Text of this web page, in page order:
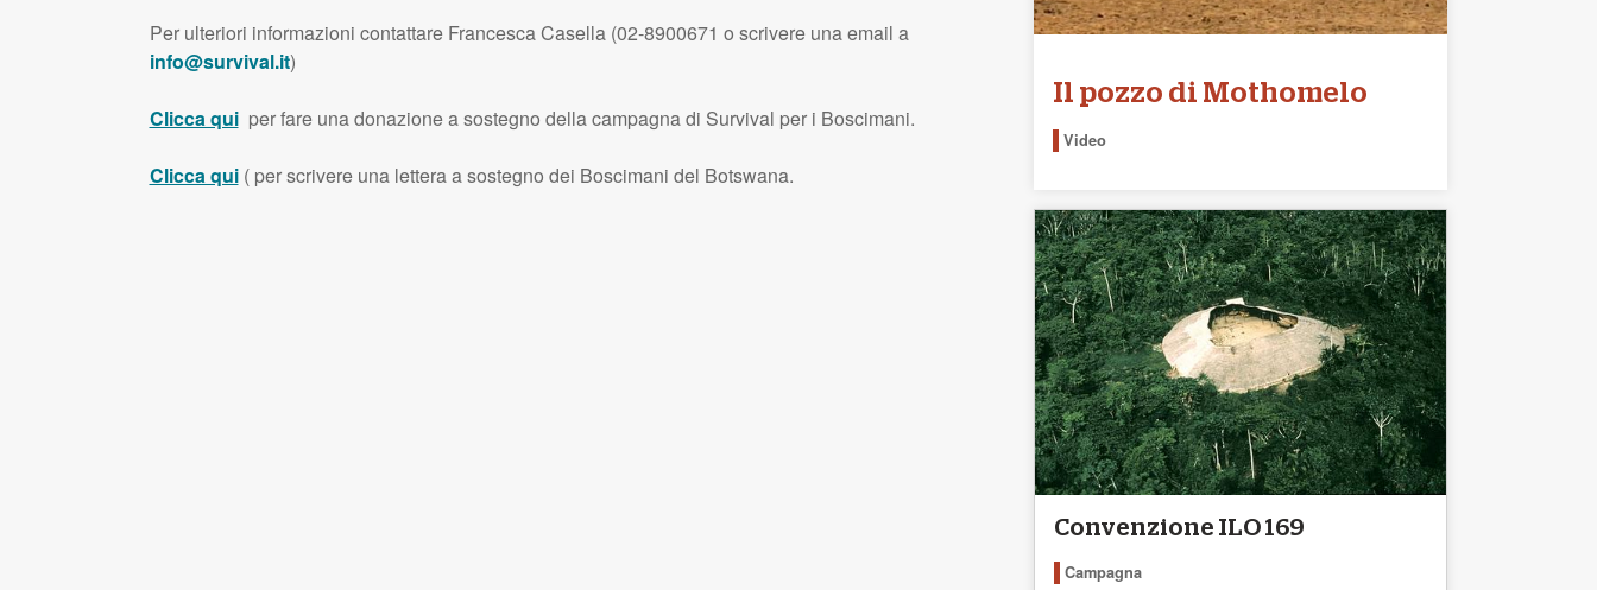
Per ulteriori informazioni contattare Francesca Casella (02-8900671 o scrivere una email a
info@survival.it)
Clicca quiper fare una donazione a sostegno della campagna di Survival per i Boscimani.
Clicca qui ( per scrivere una lettera a sostegno dei Boscimani del Botswana.
Il pozzo di Mothomelo
Video
Convenzione ILO 169
Campagna